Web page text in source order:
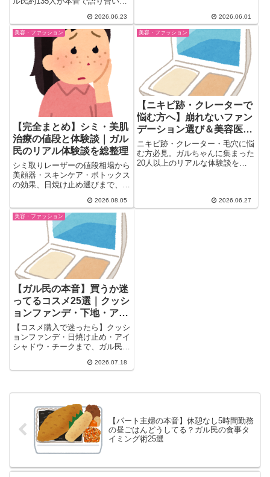
が最強など、ストレートさんが
「わかる！」と頷く実体験の声
と、GU・ユニクロなどプチプラ
アイテムの細見えTipsをまとめま
した。
2026.06.23
りすぎが逆効果な理由から、年相
応の美しさへの切り替え方まで、
思わず頷く本音を一気にまとめ。
2026.06.01
美容・ファッション
【完全まとめ】シミ・美肌
治療の値段と体験談｜ガル
民のリアル体験談を総整理
シミ取りレーザーの値段相場から
美顔器・スキンケア・ボトックス
の効果、日焼け止め選びまで、当
テーマ別に総整理しました。アラ
フォー・アラフィフ世代のリアル
な美容費用と効果の実態がまるご
とわかる完全保存版まとめです。
2026.08.05
美容・ファッション
【ニキビ跡・クレーターで
悩む方へ】崩れないファン
デーション選び＆美容医療
の比較｜ガル民体験談
ニキビ跡・クレーター・毛穴に悩
む方必見。ガルちゃんに集まった
20人以上のリアルな体験談を厳
レチノールなど美容医療の効果ま
で一気にチェック。
2026.06.27
美容・ファッション
【ガル民の本音】買うか迷
ってるコスメ25選｜クッシ
ョンファンデ・下地・アイ
シャドウのリアル口コミ
【コスメ購入で迷ったら】クッシ
ョンファンデ・日焼け止め・アイ
シャドウ・チークまで、ガル民
プチプラからデパコスまで、色選
な口コミを一気にまとめました。
プレゼント選びの参考にも。
2026.07.18
【パート主婦の本音】休憩なし5時間勤務
の昼ごはんどうしてる？ガル民の食事タ
イミング術25選